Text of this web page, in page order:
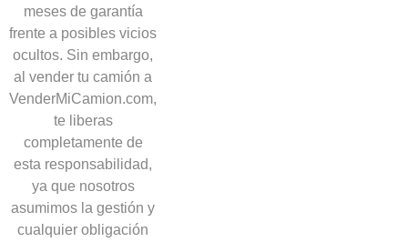
meses de garantía
frente a posibles vicios
ocultos. Sin embargo,
al vender tu camión a
VenderMiCamion.com,
te liberas
completamente de
esta responsabilidad,
ya que nosotros
asumimos la gestión y
cualquier obligación